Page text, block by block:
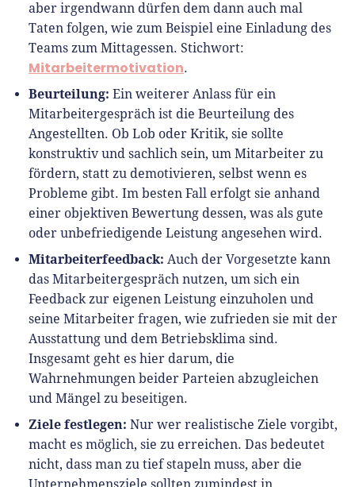
aber irgendwann dürfen dem dann auch mal
Taten folgen, wie zum Beispiel eine Einladung des
Teams zum Mittagessen. Stichwort:
Mitarbeitermotivation.
Beurteilung: Ein weiterer Anlass für ein
Mitarbeitergespräch ist die Beurteilung des
Angestellten. Ob Lob oder Kritik, sie sollte
konstruktiv und sachlich sein, um Mitarbeiter zu
fördern, statt zu demotivieren, selbst wenn es
Probleme gibt. Im besten Fall erfolgt sie anhand
einer objektiven Bewertung dessen, was als gute
oder unbefriedigende Leistung angesehen wird.
Mitarbeiterfeedback: Auch der Vorgesetzte kann
das Mitarbeitergespräch nutzen, um sich ein
Feedback zur eigenen Leistung einzuholen und
seine Mitarbeiter fragen, wie zufrieden sie mit der
Ausstattung und dem Betriebsklima sind.
Insgesamt geht es hier darum, die
Wahrnehmungen beider Parteien abzugleichen
und Mängel zu beseitigen.
Ziele festlegen: Nur wer realistische Ziele vorgibt,
macht es möglich, sie zu erreichen. Das bedeutet
nicht, dass man zu tief stapeln muss, aber die